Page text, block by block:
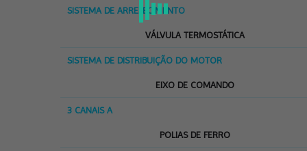
SISTEMA DE ARREFECIMENTO
VÁLVULA TERMOSTÁTICA
SISTEMA DE DISTRIBUIÇÃO DO MOTOR
EIXO DE COMANDO
3 CANAIS A
POLIAS DE FERRO